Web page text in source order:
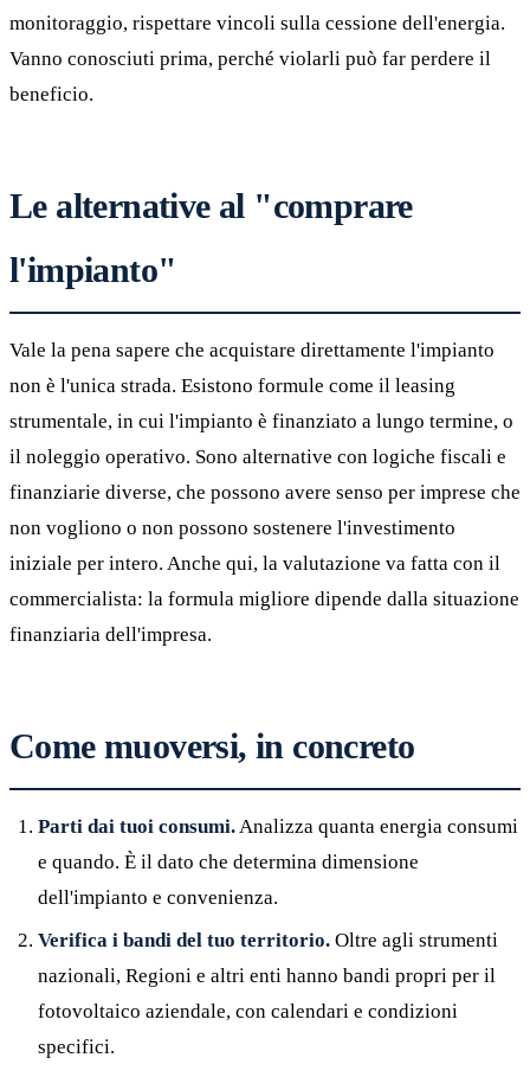
monitoraggio, rispettare vincoli sulla cessione dell'energia.
Vanno conosciuti prima, perché violarli può far perdere il
beneficio.
Le alternative al "comprare
l'impianto"
Vale la pena sapere che acquistare direttamente l'impianto
non è l'unica strada. Esistono formule come il leasing
strumentale, in cui l'impianto è finanziato a lungo termine, o
il noleggio operativo. Sono alternative con logiche fiscali e
finanziarie diverse, che possono avere senso per imprese che
non vogliono o non possono sostenere l'investimento
iniziale per intero. Anche qui, la valutazione va fatta con il
commercialista: la formula migliore dipende dalla situazione
finanziaria dell'impresa.
Come muoversi, in concreto
Parti dai tuoi consumi.Analizza quanta energia consumi
e quando. È il dato che determina dimensione
dell'impianto e convenienza.
Verifica i bandi del tuo territorio. Oltre agli strumenti
nazionali, Regioni e altri enti hanno bandi propri per il
fotovoltaico aziendale, con calendari e condizioni
specifici.